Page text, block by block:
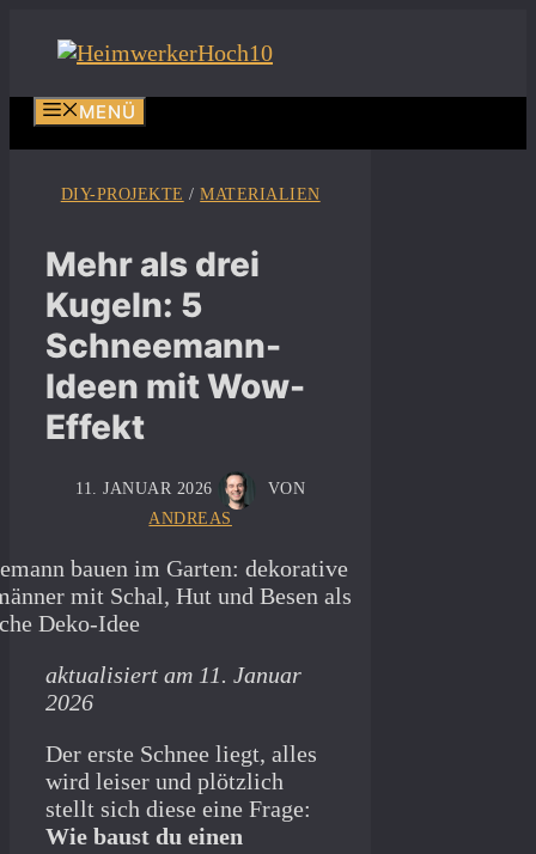
Inhalt
MENÜ
DIY-PROJEKTE /MATERIALIEN
Mehr als drei
Kugeln: 5
Schneemann-
Ideen mit Wow-
Effekt
11. JANUAR 2026
VON
ANDREAS
aktualisiert am 11. Januar
2026
Der erste Schnee liegt, alles
wird leiser und plötzlich
stellt sich diese eine Frage:
Wie baust du einen